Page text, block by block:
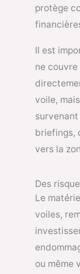
protège
Il est
ne
voile,
survenant
briefings,
vers la
Des
Le
voiles,
ou même